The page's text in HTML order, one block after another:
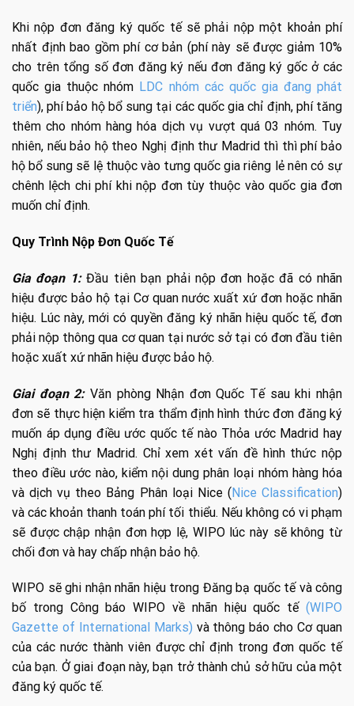
Khi nộp đơn đăng ký quốc tế sẽ phải nộp một khoản phí
nhất định bao gồm phí cơ bản (phí này sẽ được giảm 10%
cho trên tổng số đơn đăng ký nếu đơn đăng ký gốc ở các
quốc gia thuộc nhóm LDC nhóm các quốc gia đang phát
triển), phí bảo hộ bổ sung tại các quốc gia chỉ định, phí tăng
thêm cho nhóm hàng hóa dịch vụ vượt quá 03 nhóm. Tuy
nhiên, nếu bảo hộ theo Nghị định thư Madrid thì thì phí bảo
hộ bổ sung sẽ lệ thuộc vào tưng quốc gia riêng lẻ nên có sự
chênh lệch chi phí khi nộp đơn tùy thuộc vào quốc gia đơn
muốn chỉ định.
Quy Trình Nộp Đơn Quốc Tế
Gia đoạn 1:Đầu tiên bạn phải nộp đơn hoặc đã có nhãn
hiệu được bảo hộ tại Cơ quan nước xuất xứ đơn hoặc nhãn
hiệu. Lúc này, mới có quyền đăng ký nhãn hiệu quốc tế, đơn
phải nộp thông qua cơ quan tại nước sở tại có đơn đầu tiên
hoặc xuất xứ nhãn hiệu được bảo hộ.
Giai đoạn 2:Văn phòng Nhận đơn Quốc Tế sau khi nhận
đơn sẽ thực hiện kiểm tra thẩm định hình thức đơn đăng ký
muốn áp dụng điều ước quốc tế nào Thỏa ước Madrid hay
Nghị định thư Madrid. Chỉ xem xét vấn đề hình thức nộp
theo điều ước nào, kiểm nội dung phân loại nhóm hàng hóa
và dịch vụ theo Bảng Phân loại Nice (Nice Classification)
và các khoản thanh toán phí tối thiểu. Nếu không có vi phạm
sẽ được chập nhận đơn hợp lệ, WIPO lúc này sẽ không từ
chối đơn và hay chấp nhận bảo hộ.
WIPO sẽ ghi nhận nhãn hiệu trong Đăng bạ quốc tế và công
bố trong Công báo WIPO về nhãn hiệu quốc tế (WIPO
Gazette of International Marks) và thông báo cho Cơ quan
của các nước thành viên được chỉ định trong đơn quốc tế
của bạn. Ở giai đoạn này, bạn trở thành chủ sở hữu của một
đăng ký quốc tế.